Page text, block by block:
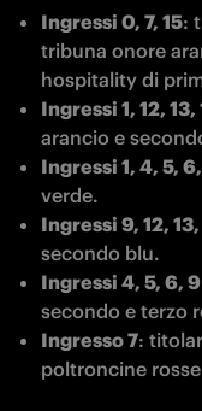
Ingressi 0, 7, 15:
tribuna onore
hospitality di
Ingressi 1, 12, 13,
arancio e
Ingressi 1, 4, 5,
verde.
Ingressi 9, 12, 13,
secondo blu.
Ingressi 4, 5, 6, 9
secondo e terzo
Ingresso 7:
poltroncine